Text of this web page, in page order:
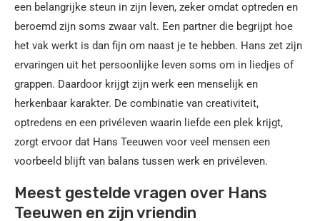
een belangrijke steun in zijn leven, zeker omdat optreden en
beroemd zijn soms zwaar valt. Een partner die begrijpt hoe
het vak werkt is dan fijn om naast je te hebben. Hans zet zijn
ervaringen uit het persoonlijke leven soms om in liedjes of
grappen. Daardoor krijgt zijn werk een menselijk en
herkenbaar karakter. De combinatie van creativiteit,
optredens en een privéleven waarin liefde een plek krijgt,
zorgt ervoor dat Hans Teeuwen voor veel mensen een
voorbeeld blijft van balans tussen werk en privéleven.
Meest gestelde vragen over Hans
Teeuwen en zijn vriendin